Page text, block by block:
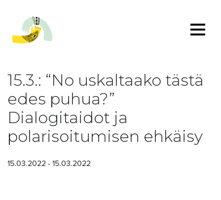
15.3.: “No uskaltaako tästä
edes puhua?”
Dialogitaidot ja
polarisoitumisen ehkäisy
15.03.2022 - 15.03.2022